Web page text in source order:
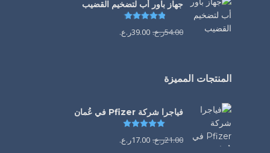
جهاز باور أب لتضخيم القضيب
تم التقييم
54.00ر.ع. 39.00ر.ع.
المنتجات المميزة
فياجرا شركة Pfizer في عُمان
21.00ر.ع. 17.00ر.ع.